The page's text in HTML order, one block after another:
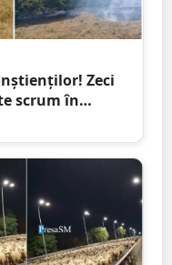
Zeci
scrum în